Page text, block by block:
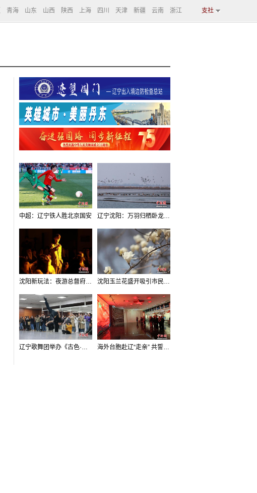
青海 山东 山西 陕西 上海 四川 天津 新疆 云南 浙江 支社
中超：辽宁铁人胜北京国安 辽宁沈阳：万羽归栖卧龙湖看群鸟齐飞
沈阳新玩法：夜游总督府，当一回“赴宴者” 沈阳玉兰花盛开吸引市民打卡
辽宁歌舞团举办《古色·国宝辽宁》排练开放日活动 海外台胞赴辽“走亲” 共誓“和平初心”